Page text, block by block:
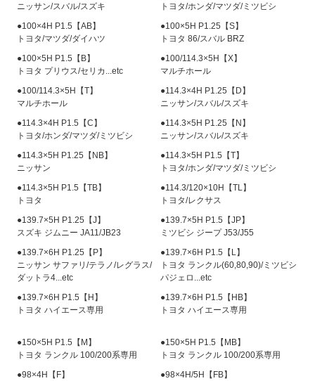
ニッサン/スバル/スズキ
トヨタ/ホンダ/マツダ/ミツビシ
●100×4H P1.5【AB】
トヨタ/マツダ/ダイハツ
●100×5H P1.25【S】
トヨタ 86/スバル BRZ
●100×5H P1.5【B】
トヨタ プリウス/セリカ...etc
●100/114.3×5H【X】
マルチホール
●100/114.3×5H【T】
マルチホール
●114.3×4H P1.25【D】
ニッサン/スバル/スズキ
●114.3×4H P1.5【C】
トヨタ/ホンダ/マツダ/ミツビシ
●114.3×5H P1.25【N】
ニッサン/スバル/スズキ
●114.3×5H P1.25【NB】
ニッサン
●114.3×5H P1.5【T】
トヨタ/ホンダ/マツダ/ミツビシ
●114.3×5H P1.5【TB】
トヨタ
●114.3/120×10H【TL】
トヨタ/レクサス
●139.7×5H P1.25【J】
スズキ ジムニー JA11/JB23
●139.7×5H P1.5【JP】
ミツビシ ジープ J53/J55
●139.7×6H P1.25【P】
ニッサン サファリ/テラノ/レグラス/
ダットラ4...etc
●139.7×6H P1.5【L】
トヨタ ランクル(60,80,90)/ミツビシ
パジェロ...etc
●139.7×6H P1.5【H】
トヨタ ハイエース専用
●139.7×6H P1.5【HB】
トヨタ ハイエース専用
●150×5H P1.5【M】
トヨタ ランクル 100/200系専用
●150×5H P1.5【MB】
トヨタ ランクル 100/200系専用
●98×4H【F】
●98×4H/5H【FB】